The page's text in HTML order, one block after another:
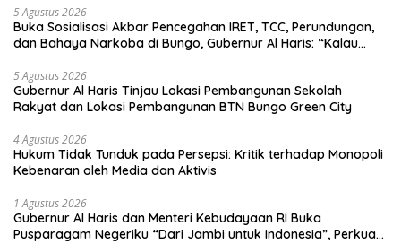
5 Agustus 2026
Buka Sosialisasi Akbar Pencegahan IRET, TCC, Perundungan,
dan Bahaya Narkoba di Bungo, Gubernur Al Haris: “Kalau
tangan”
5 Agustus 2026
Gubernur Al Haris Tinjau Lokasi Pembangunan Sekolah
Rakyat dan Lokasi Pembangunan BTN Bungo Green City
4 Agustus 2026
Hukum Tidak Tunduk pada Persepsi: Kritik terhadap Monopoli
Kebenaran oleh Media dan Aktivis
1 Agustus 2026
Gubernur Al Haris dan Menteri Kebudayaan RI Buka
Pusparagam Negeriku “Dari Jambi untuk Indonesia”, Perkuat